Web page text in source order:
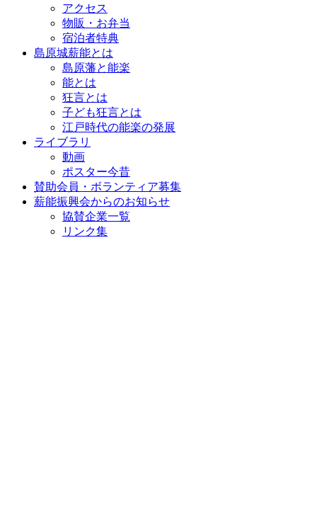
アクセス
物販・お弁当
宿泊者特典
島原城薪能とは
島原藩と能楽
能とは
狂言とは
子ども狂言とは
江戸時代の能楽の発展
ライブラリ
動画
ポスター今昔
賛助会員・ボランティア募集
薪能振興会からのお知らせ
協賛企業一覧
リンク集